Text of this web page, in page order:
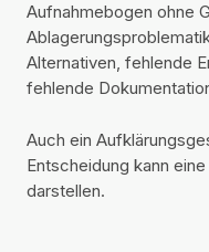
Aufnahmebogen ohne
Alternativen, fehlende
fehlende
Auch ein
Entscheidung kann
darstellen.